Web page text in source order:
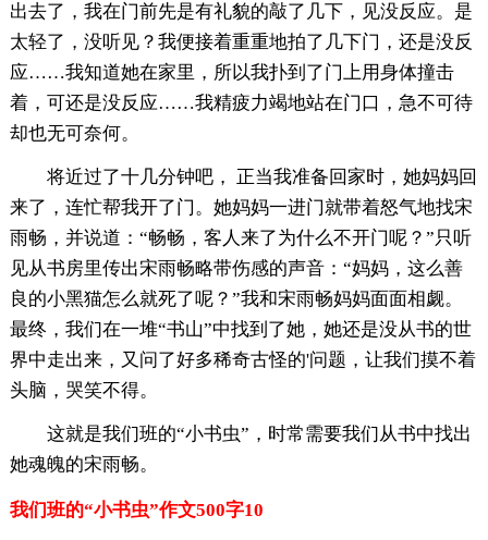
出去了，我在门前先是有礼貌的敲了几下，见没反应。是
太轻了，没听见？我便接着重重地拍了几下门，还是没反
应……我知道她在家里，所以我扑到了门上用身体撞击
着，可还是没反应……我精疲力竭地站在门口，急不可待
却也无可奈何。
将近过了十几分钟吧， 正当我准备回家时，她妈妈回
来了，连忙帮我开了门。她妈妈一进门就带着怒气地找宋
雨畅，并说道：“畅畅，客人来了为什么不开门呢？”只听
见从书房里传出宋雨畅略带伤感的声音：“妈妈，这么善
良的小黑猫怎么就死了呢？”我和宋雨畅妈妈面面相觑。
最终，我们在一堆“书山”中找到了她，她还是没从书的世
界中走出来，又问了好多稀奇古怪的'问题，让我们摸不着
头脑，哭笑不得。
这就是我们班的“小书虫”，时常需要我们从书中找出
她魂魄的宋雨畅。
我们班的“小书虫”作文500字10